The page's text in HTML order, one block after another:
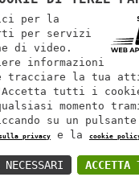
per la
per servizi
di video.
informazioni
tracciare la tua
tutti i
momento
su un
privacy e la cookie
NECESSARI